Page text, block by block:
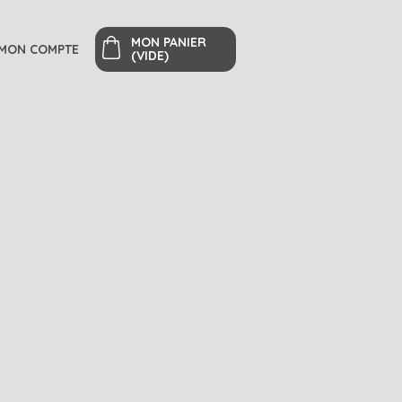
COMPTE
MON PANIER
(VIDE)